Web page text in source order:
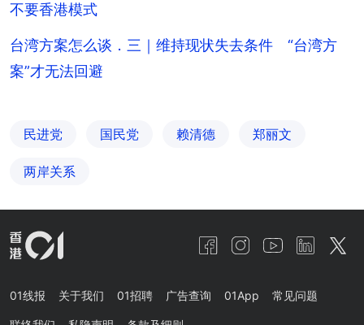
不要香港模式
台湾方案怎么谈．三｜维持现状失去条件 “台湾方
案”才无法回避
民进党 国民党 赖清德 郑丽文
两岸关系
01线报 关于我们 01招聘 广告查询 01App 常见问题